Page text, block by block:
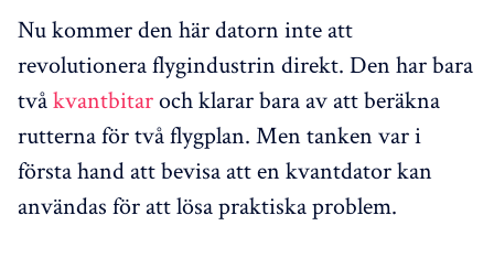
Nu kommer den här datorn inte att
revolutionera flygindustrin direkt. Den har bara
tvåkvantbitaroch klarar bara av att beräkna
rutterna för två flygplan. Men tanken var i
första hand att bevisa att en kvantdator kan
användas för att lösa praktiska problem.